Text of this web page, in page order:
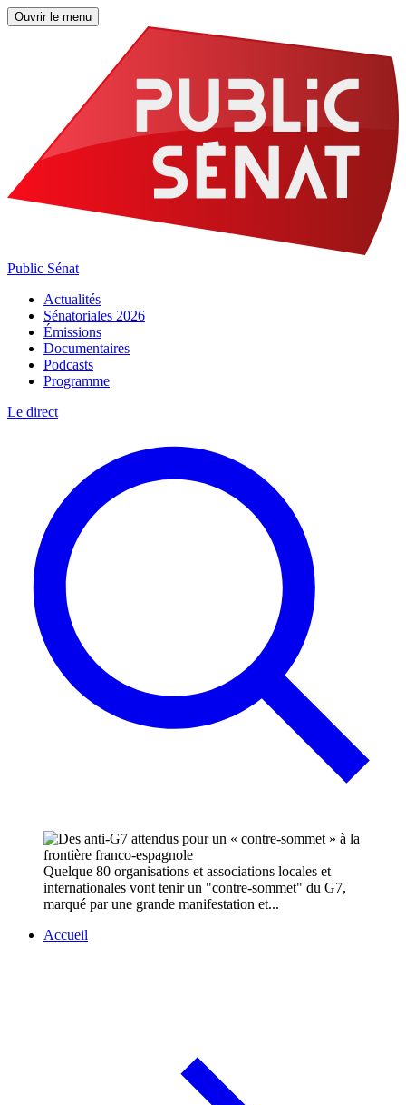
Ouvrir le menu
Public Sénat
Actualités
Sénatoriales 2026
Émissions
Documentaires
Podcasts
Programme
Le direct
Quelque 80 organisations et associations locales et
internationales vont tenir un "contre-sommet" du G7,
marqué par une grande manifestation et...
Accueil